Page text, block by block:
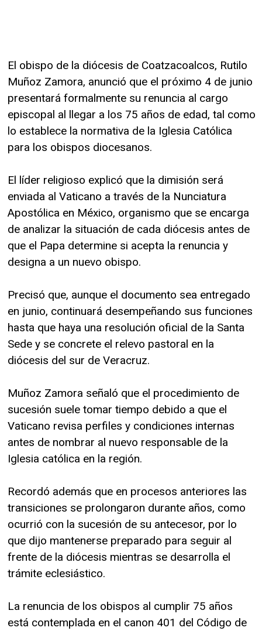
El obispo de la diócesis de Coatzacoalcos, Rutilo
Muñoz Zamora, anunció que el próximo 4 de junio
presentará formalmente su renuncia al cargo
episcopal al llegar a los 75 años de edad, tal como
lo establece la normativa de la Iglesia Católica
para los obispos diocesanos.
El líder religioso explicó que la dimisión será
enviada al Vaticano a través de la Nunciatura
Apostólica en México, organismo que se encarga
de analizar la situación de cada diócesis antes de
que el Papa determine si acepta la renuncia y
designa a un nuevo obispo.
Precisó que, aunque el documento sea entregado
en junio, continuará desempeñando sus funciones
hasta que haya una resolución oficial de la Santa
Sede y se concrete el relevo pastoral en la
diócesis del sur de Veracruz.
Muñoz Zamora señaló que el procedimiento de
sucesión suele tomar tiempo debido a que el
Vaticano revisa perfiles y condiciones internas
antes de nombrar al nuevo responsable de la
Iglesia católica en la región.
Recordó además que en procesos anteriores las
transiciones se prolongaron durante años, como
ocurrió con la sucesión de su antecesor, por lo
que dijo mantenerse preparado para seguir al
frente de la diócesis mientras se desarrolla el
trámite eclesiástico.
La renuncia de los obispos al cumplir 75 años
está contemplada en el canon 401 del Código de